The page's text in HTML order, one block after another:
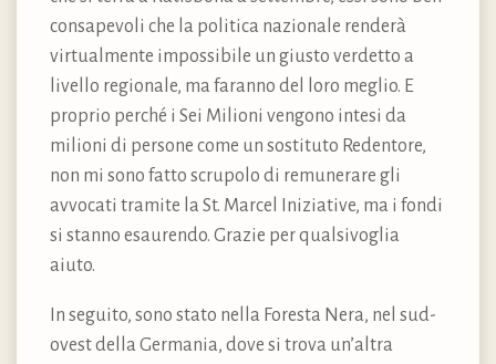
consapevoli che la politica nazionale renderà
virtualmente impossibile un giusto verdetto a
livello regionale, ma faranno del loro meglio. E
proprio perché i Sei Milioni vengono intesi da
milioni di persone come un sostituto Redentore,
non mi sono fatto scrupolo di remunerare gli
avvocati tramite la St. Marcel Iniziative, ma i fondi
si stanno esaurendo. Grazie per qualsivoglia
aiuto.
In seguito, sono stato nella Foresta Nera, nel sud-
ovest della Germania, dove si trova un’altra